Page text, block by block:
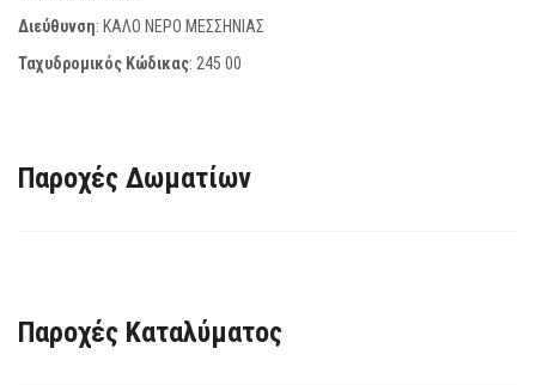
Διεύθυνση: ΚΑΛΟ ΝΕΡΟ ΜΕΣΣΗΝΙΑΣ
Ταχυδρομικός Κώδικας: 245 00
Παροχές Δωματίων
Παροχές Καταλύματος